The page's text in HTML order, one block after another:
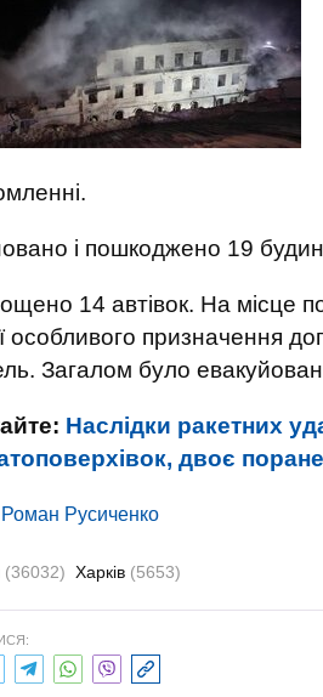
і пошкоджено 19
14 автівок. На місце
особливого призначення
Загалом було
Наслідки ракетних
двоє
Роман Русиченко
(36032) Харків (5653)